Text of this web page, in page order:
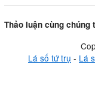
Thảo luận cùng chúng
Lá số tứ trụ - Lá